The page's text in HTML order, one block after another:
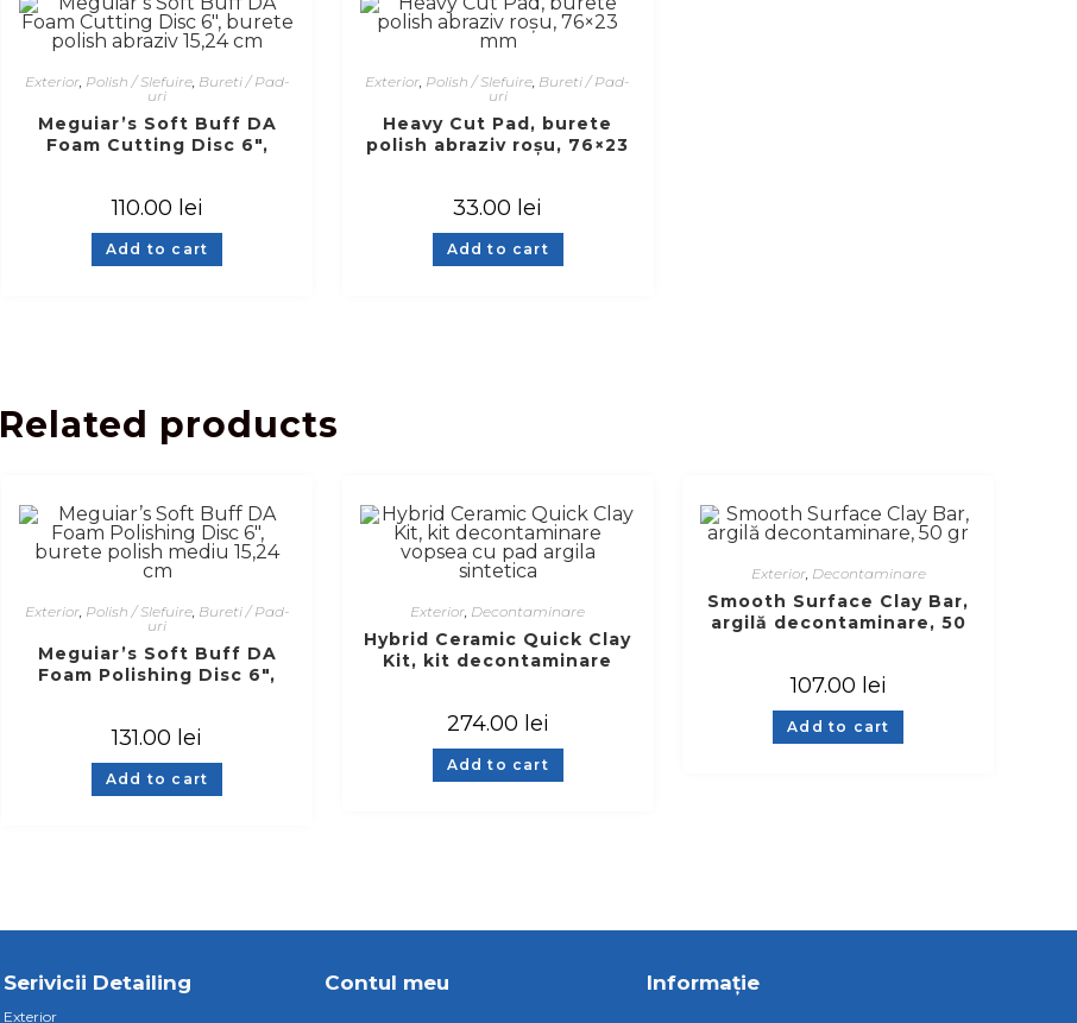
Exterior, Polish / Slefuire, Bureti / Pad-
uri
Meguiar’s Soft Buff DA
Foam Cutting Disc 6″,
110.00 lei
Add to cart
Exterior, Polish / Slefuire, Bureti / Pad-
uri
Heavy Cut Pad, burete
polish abraziv roșu, 76×23
33.00 lei
Add to cart
Related products
Exterior, Polish / Slefuire, Bureti / Pad-
uri
Meguiar’s Soft Buff DA
Foam Polishing Disc 6″,
131.00 lei
Add to cart
Exterior, Decontaminare
Hybrid Ceramic Quick Clay
Kit, kit decontaminare
274.00 lei
Add to cart
Exterior, Decontaminare
Smooth Surface Clay Bar,
argilă decontaminare, 50
107.00 lei
Add to cart
Serivicii Detailing
Exterior
Contul meu Informație